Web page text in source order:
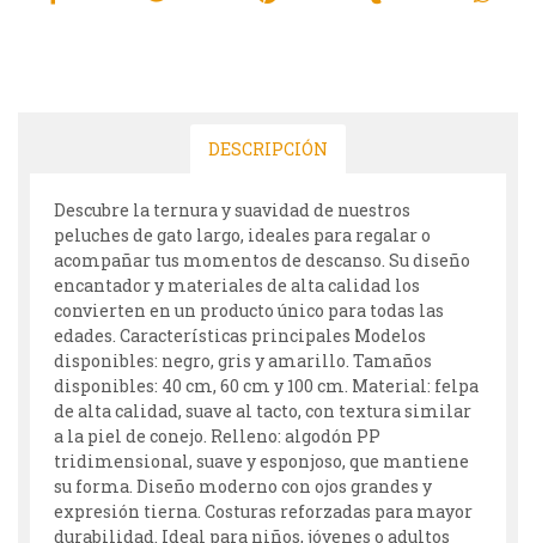
DESCRIPCIÓN
Descubre la ternura y suavidad de nuestros
peluches de gato largo, ideales para regalar o
acompañar tus momentos de descanso. Su diseño
encantador y materiales de alta calidad los
convierten en un producto único para todas las
edades. Características principales Modelos
disponibles: negro, gris y amarillo. Tamaños
disponibles: 40 cm, 60 cm y 100 cm. Material: felpa
de alta calidad, suave al tacto, con textura similar
a la piel de conejo. Relleno: algodón PP
tridimensional, suave y esponjoso, que mantiene
su forma. Diseño moderno con ojos grandes y
expresión tierna. Costuras reforzadas para mayor
durabilidad. Ideal para niños, jóvenes o adultos